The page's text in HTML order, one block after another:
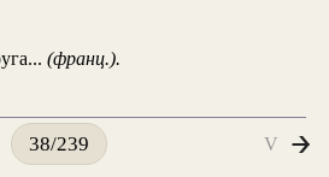
(франц.).
38/239 V